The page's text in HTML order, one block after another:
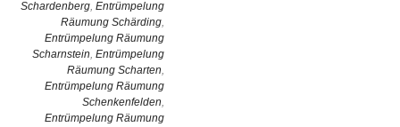
Schardenberg, Entrümpelung
Räumung Schärding,
Entrümpelung Räumung
Scharnstein, Entrümpelung
Räumung Scharten,
Entrümpelung Räumung
Schenkenfelden,
Entrümpelung Räumung